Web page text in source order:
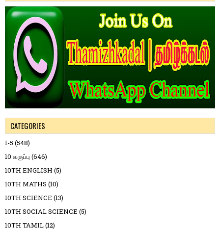
CATEGORIES
1-5 (548)
10 வகுப்பு (646)
10TH ENGLISH (5)
10TH MATHS (10)
10TH SCIENCE (13)
10TH SOCIAL SCIENCE (5)
10TH TAMIL(12)